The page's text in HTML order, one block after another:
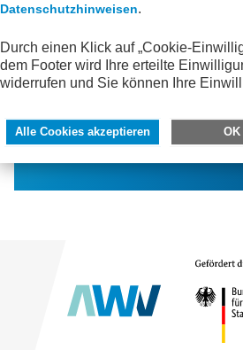
Bleiben Sie
Mit dem AWV-Newsletter
Publikationen, interessanten
und spannenden Neuigkeiten
Jetzt bestellen
Datenschutzhinweisen.
Durch einen Klick auf „Cookie-
dem Footer wird Ihre erteilte
widerrufen und Sie können Ihre
Alle Cookies akzeptieren OK